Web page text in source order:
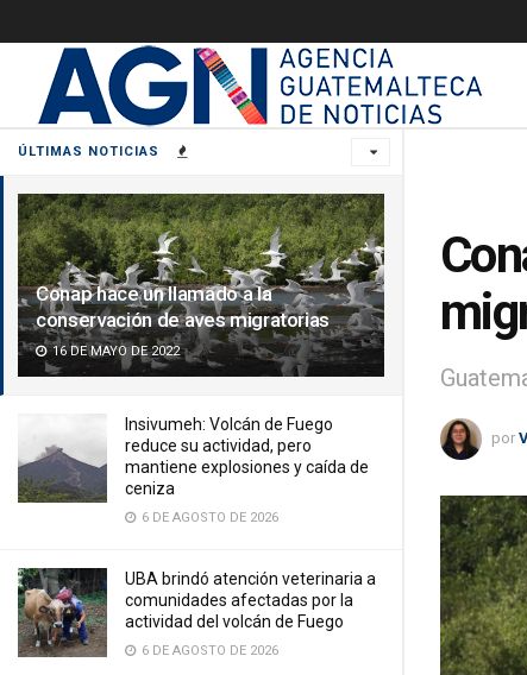
ÚLTIMAS NOTICIAS
Conap hace un llamado a la
conservación de aves migratorias
16 DE MAYO DE 2022
Insivumeh: Volcán de Fuego
reduce su actividad, pero
mantiene explosiones y caída de
ceniza
6 DE AGOSTO DE 2026
UBA brindó atención veterinaria a
comunidades afectadas por la
actividad del volcán de Fuego
6 DE AGOSTO DE 2026
por